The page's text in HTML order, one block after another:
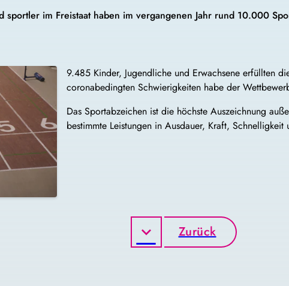
im Freistaat haben im vergangenen Jahr rund 10.000
9.485 Kinder, Jugendliche und Erwachsene erfüllten
coronabedingten Schwierigkeiten habe der
Das Sportabzeichen ist die höchste Auszeichnung
bestimmte Leistungen in Ausdauer, Kraft,
Zurück